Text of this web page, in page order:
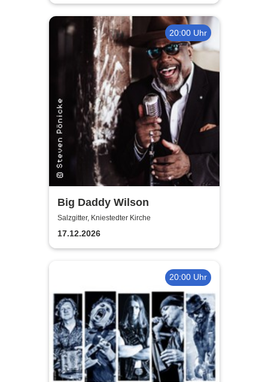
20:00 Uhr
Big Daddy Wilson
Salzgitter, Kniestedter Kirche
17.12.2026
20:00 Uhr